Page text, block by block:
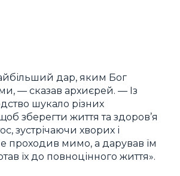
дар, яким Бог
— сказав архиєрей. — Із
шукало різних
зберегти життя та здоров’я
зустрічаючи хворих і
проходив мимо, а дарував їм
їх до повноцінного життя».